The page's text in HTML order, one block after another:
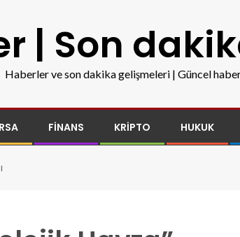
| Son
Haberler ve son dakika gelişmeleri | Güncel
FINANS KRIPTO HUKUK